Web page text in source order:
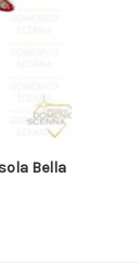
Bella